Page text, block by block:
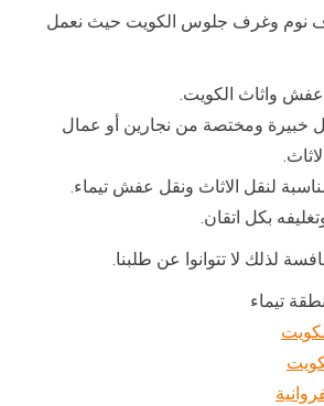
نوم وغرف جلوس الكويت حيث نعمل
واثاث الكويت.
خبيرة ومختصة من نجارين أو عمال
لنقل الاثاث ونقل عفش تيماء.
بكل اتقان.
لذلك لا تتوانوا عن طلبنا.